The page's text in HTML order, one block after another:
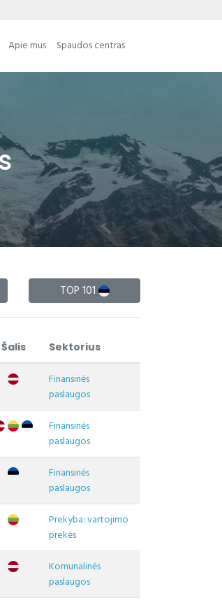
Apie mus Spaudos centras
TOP 101
Šalis Sektorius
Finansinės
paslaugos
Finansinės
paslaugos
Finansinės
paslaugos
Prekyba: vartojimo
prekės
Komunalinės
paslaugos